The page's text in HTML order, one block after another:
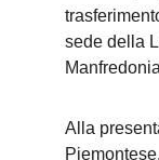
sede della
Alla